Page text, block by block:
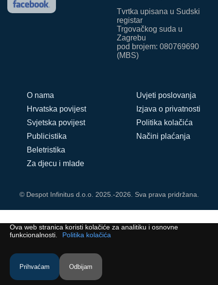
Tvrtka upisana u Sudski
registar
Trgovačkog suda u
Zagrebu
pod brojem: 080769690
(MBS)
O nama
Hrvatska povijest
Svjetska povijest
Publicistika
Beletristika
Za djecu i mlade
Uvjeti poslovanja
Izjava o privatnosti
Politika kolačića
Načini plaćanja
© Despot Infinitus d.o.o. 2025.-2026. Sva prava pridržana.
Ova web stranica koristi kolačiće za analitiku i osnovne
funkcionalnosti.
Politika kolačića
Prihvaćam Odbijam